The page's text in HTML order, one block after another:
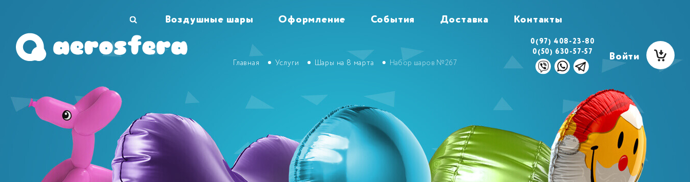
Воздушные шары Оформление События Доставка Контакты
0(97) 408-23-80
0(50) 630-57-57
Войти
Главная Услуги Шары на 8 марта Набор шаров №267